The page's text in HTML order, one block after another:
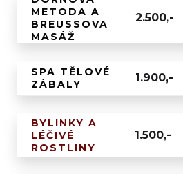
METODA A
BREUSSOVA
MASÁŽ
2.500,-
SPA TĚLOVÉ
ZÁBALY
1.900,-
BYLINKY A
LÉČIVÉ
ROSTLINY
1.500,-